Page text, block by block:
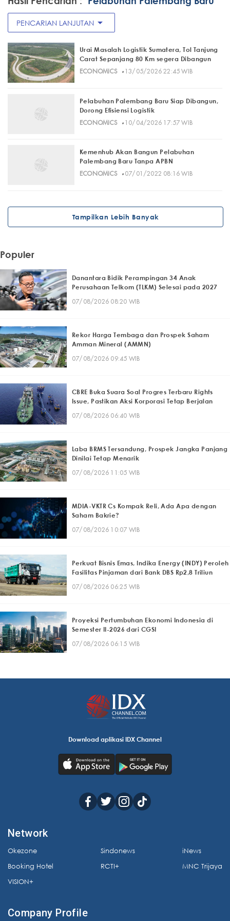
PENCARIAN LANJUTAN arrow_drop_down
Urai Masalah Logistik Sumatera, Tol Tanjung
Carat Sepanjang 80 Km segera Dibangun
ECONOMICS· 13/05/2026 22:45 WIB
Pelabuhan Palembang Baru Siap Dibangun,
Dorong Efisiensi Logistik
ECONOMICS· 10/04/2026 17:57 WIB
Kemenhub Akan Bangun Pelabuhan
Palembang Baru Tanpa APBN
ECONOMICS· 07/01/2022 08:16 WIB
Tampilkan Lebih Banyak
Populer
Danantara Bidik Perampingan 34 Anak
Perusahaan Telkom (TLKM) Selesai pada 2027
07/08/2026 08:20 WIB
Rekor Harga Tembaga dan Prospek Saham
Amman Mineral (AMMN)
07/08/2026 09:45 WIB
CBRE Buka Suara Soal Progres Terbaru Rights
Issue, Pastikan Aksi Korporasi Tetap Berjalan
07/08/2026 06:40 WIB
Laba BRMS Tersandung, Prospek Jangka Panjang
Dinilai Tetap Menarik
07/08/2026 11:05 WIB
MDIA-VKTR Cs Kompak Reli, Ada Apa dengan
Saham Bakrie?
07/08/2026 10:07 WIB
Perkuat Bisnis Emas, Indika Energy (INDY) Peroleh
Fasilitas Pinjaman dari Bank DBS Rp2,8 Triliun
07/08/2026 06:25 WIB
Proyeksi Pertumbuhan Ekonomi Indonesia di
Semester II-2026 dari CGSI
07/08/2026 06:15 WIB
Download aplikasi IDX Channel
Network
Okezone
Booking Hotel
VISION+
Sindonews
RCTI+
iNews
MNC Trijaya
Company Profile